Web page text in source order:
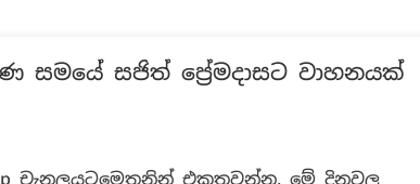
සමයේ සජිත් ප්‍රේමදාසට වාහනයක්
On
චැනලයටමෙතනින් එකතුවන්න. මේ දිනවල